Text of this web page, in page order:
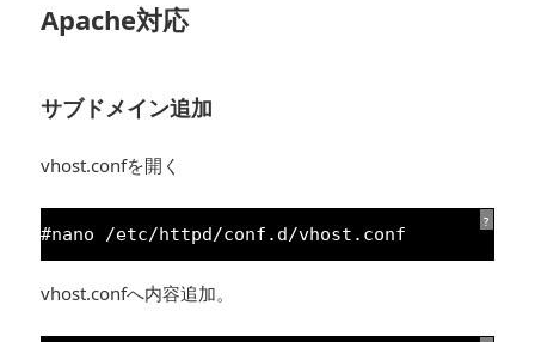
Apache対応
サブドメイン追加
vhost.confを開く
?
#nano /etc/httpd/conf.d/vhost.conf
vhost.confへ内容追加。